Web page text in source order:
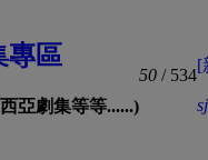
專區
亞劇集等等......)
50 / 534
[